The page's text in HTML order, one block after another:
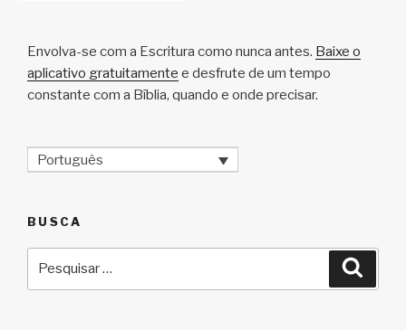
Envolva-se com a Escritura como nunca antes. Baixe o
aplicativo gratuitamente e desfrute de um tempo
constante com a Bíblia, quando e onde precisar.
Português
BUSCA